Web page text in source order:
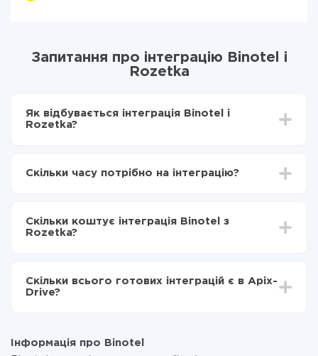
Запитання про інтеграцію Binotel і
Rozetka
Як відбувається інтеграція Binotel і
Rozetka?
Вибираєте які дані передавати з Binotel в
Тепер дані будуть автоматично передаватися з
Binotel в Rozetka
Скільки часу потрібно на інтеграцію?
становити від 5-ти до 30-хвилин. У середньому
налаштування займає 10-15 хвилин.
Скільки коштує інтеграція Binotel з
Rozetka?
Ви оплачуєте лише кількість даних, які за фактом
передаються з однієї вашої системи в іншу через
при необхідності. Детальніше про
Скільки всього готових інтеграцій є в Apix-
Drive?
Інформація про Binotel